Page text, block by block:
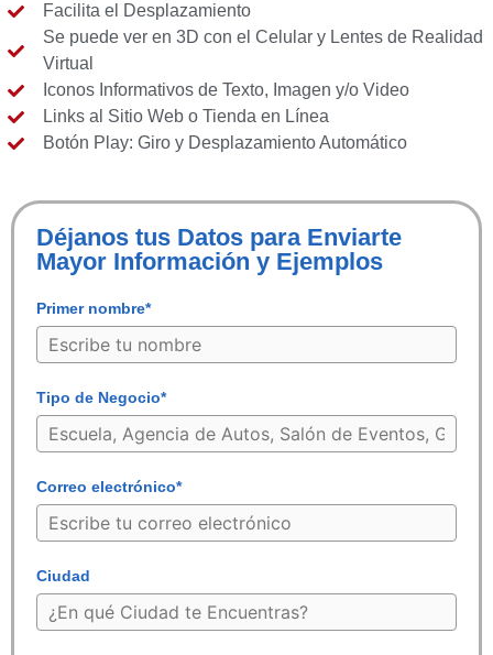
Facilita el Desplazamiento
Se puede ver en 3D con el Celular y Lentes de Realidad
Virtual
Iconos Informativos de Texto, Imagen y/o Video
Links al Sitio Web o Tienda en Línea
Botón Play: Giro y Desplazamiento Automático
Déjanos tus Datos para Enviarte
Mayor Información y Ejemplos
Primer nombre*
Tipo de Negocio*
Correo electrónico*
Ciudad